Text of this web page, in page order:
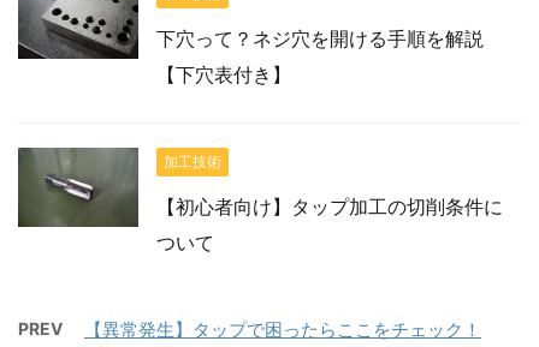
下穴って？ネジ穴を開ける手順を解説
【下穴表付き】
加工技術
【初心者向け】タップ加工の切削条件に
ついて
PREV 【異常発生】タップで困ったらここをチェック！